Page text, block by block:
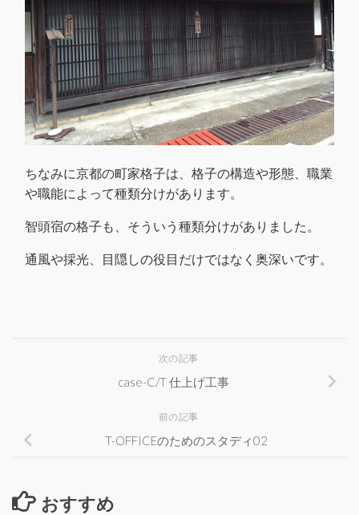
ちなみに京都の町家格子は、格子の構造や形態、職業
や職能によって種類分けがあります。
智頭宿の格子も、そういう種類分けがありました。
通風や採光、目隠しの役目だけではなく奥深いです。
次の記事
case-C/T 仕上げ工事
前の記事
T-OFFICEのためのスタディ02
おすすめ